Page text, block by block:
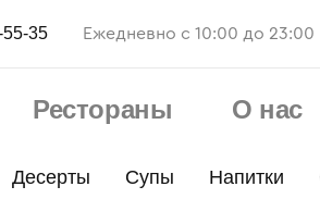
55-35 Ежедневно с 10:00 до 23:00
Рестораны О нас
Десерты Супы Напитки